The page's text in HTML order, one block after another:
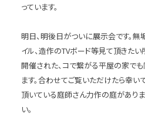
っています。
明日、明後日がついに展示会です。無
イル、造作のTVボード等見て頂きた
開催された、コで繋がる平屋の家で
ます。合わせてご覧いただけたら幸
頂いている庭師さん力作の庭がありま
い。